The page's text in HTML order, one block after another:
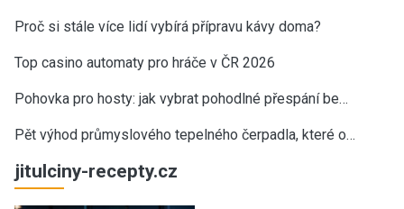
Proč si stále více lidí vybírá přípravu kávy doma?
Top casino automaty pro hráče v ČR 2026
Pohovka pro hosty: jak vybrat pohodlné přespání be…
Pět výhod průmyslového tepelného čerpadla, které o…
jitulciny-recepty.cz